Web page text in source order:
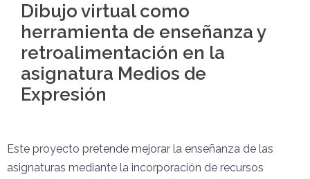
Dibujo virtual como
herramienta de enseñanza y
retroalimentación en la
asignatura Medios de
Expresión
Este proyecto pretende mejorar la enseñanza de las
asignaturas mediante la incorporación de recursos